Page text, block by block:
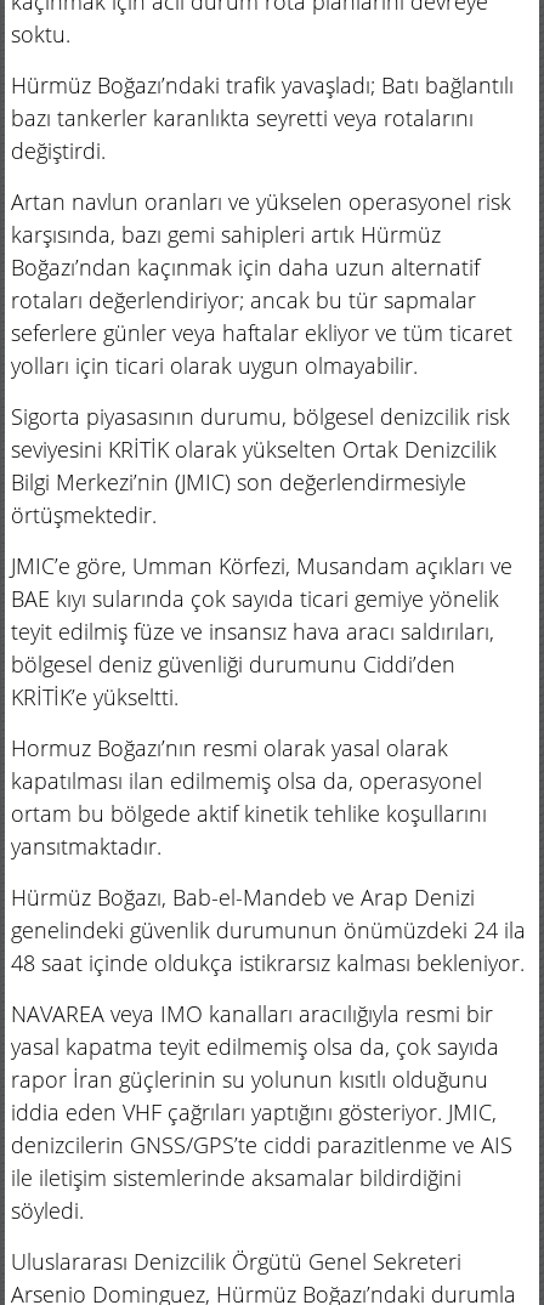
soktu.
Hürmüz Boğazı’ndaki trafik yavaşladı; Batı bağlantılı
bazı tankerler karanlıkta seyretti veya rotalarını
değiştirdi.
Artan navlun oranları ve yükselen operasyonel risk
karşısında, bazı gemi sahipleri artık Hürmüz
Boğazı’ndan kaçınmak için daha uzun alternatif
rotaları değerlendiriyor; ancak bu tür sapmalar
seferlere günler veya haftalar ekliyor ve tüm ticaret
yolları için ticari olarak uygun olmayabilir.
Sigorta piyasasının durumu, bölgesel denizcilik risk
seviyesini KRİTİK olarak yükselten Ortak Denizcilik
Bilgi Merkezi’nin (JMIC) son değerlendirmesiyle
örtüşmektedir.
JMIC’e göre, Umman Körfezi, Musandam açıkları ve
BAE kıyı sularında çok sayıda ticari gemiye yönelik
teyit edilmiş füze ve insansız hava aracı saldırıları,
bölgesel deniz güvenliği durumunu Ciddi’den
KRİTİK’e yükseltti.
Hormuz Boğazı’nın resmi olarak yasal olarak
kapatılması ilan edilmemiş olsa da, operasyonel
ortam bu bölgede aktif kinetik tehlike koşullarını
yansıtmaktadır.
Hürmüz Boğazı, Bab-el-Mandeb ve Arap Denizi
genelindeki güvenlik durumunun önümüzdeki 24 ila
48 saat içinde oldukça istikrarsız kalması bekleniyor.
NAVAREA veya IMO kanalları aracılığıyla resmi bir
yasal kapatma teyit edilmemiş olsa da, çok sayıda
rapor İran güçlerinin su yolunun kısıtlı olduğunu
iddia eden VHF çağrıları yaptığını gösteriyor. JMIC,
denizcilerin GNSS/GPS’te ciddi parazitlenme ve AIS
ile iletişim sistemlerinde aksamalar bildirdiğini
söyledi.
Uluslararası Denizcilik Örgütü Genel Sekreteri
Arsenio Dominguez, Hürmüz Boğazı’ndaki durumla